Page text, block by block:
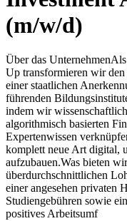
(m/w/d)
Über das
Up transformieren wir
einer staatlichen
führenden
indem wir
algorithmisch basierten
Expertenwissen
komplett neue Art digital,
aufzubauen.Was bieten
überdurchschnittlichen
einer angesehen privaten
Studiengebühren sowie
positives Arbeitsumf